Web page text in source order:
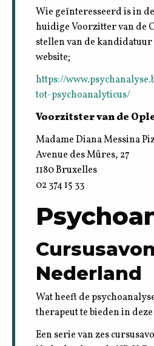
Wie geïnteresseerd is in
huidige Voorzitter van de
stellen van de
website;
https://
tot-psychoanalyticus/
Voorzitster van de
Madame Diana Messina
Avenue des Mûres, 27
1180 Bruxelles
02 374 15 33
Nederland
Wat heeft de
therapeut te bieden in
Een serie van zes